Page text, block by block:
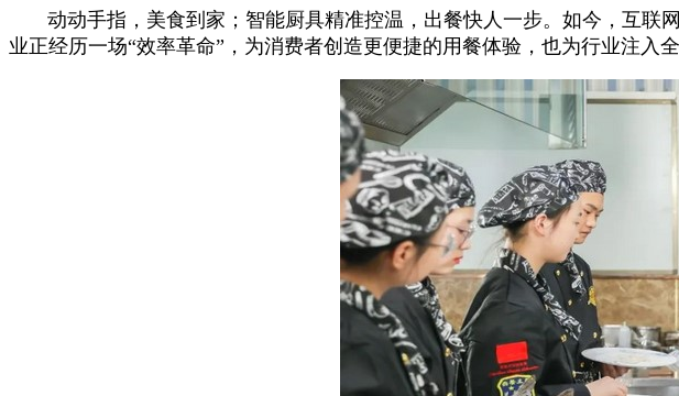
动动手指，美食到家；智能厨具精准控温，出餐快人一步。如今，互
业正经历一场“效率革命”，为消费者创造更便捷的用餐体验，也为行业注入全